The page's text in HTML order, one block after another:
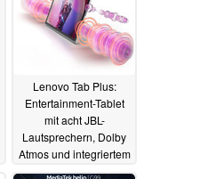
03.08.2024
Lenovo Tab Plus:
Entertainment-Tablet
mit acht JBL-
Lautsprechern, Dolby
Atmos und integriertem
Ständer vorgestellt